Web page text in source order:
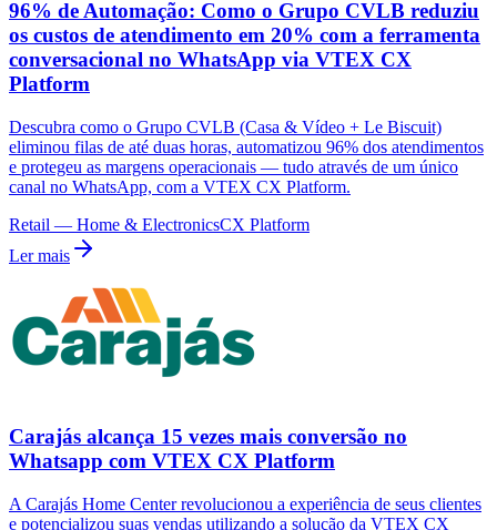
96% de Automação: Como o Grupo CVLB reduziu
os custos de atendimento em 20% com a ferramenta
conversacional no WhatsApp via VTEX CX
Platform
Descubra como o Grupo CVLB (Casa & Vídeo + Le Biscuit)
eliminou filas de até duas horas, automatizou 96% dos atendimentos
e protegeu as margens operacionais — tudo através de um único
canal no WhatsApp, com a VTEX CX Platform.
Retail — Home & ElectronicsCX Platform
Ler mais
Carajás alcança 15 vezes mais conversão no
Whatsapp com VTEX CX Platform
A Carajás Home Center revolucionou a experiência de seus clientes
e potencializou suas vendas utilizando a solução da VTEX CX